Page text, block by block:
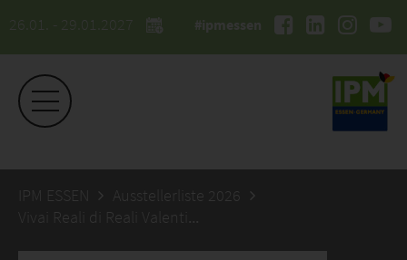
26.01. - 29.01.2027 #ipmessen
IPM ESSEN
Ausstellerliste 2026
Vivai Reali di Reali Valentina